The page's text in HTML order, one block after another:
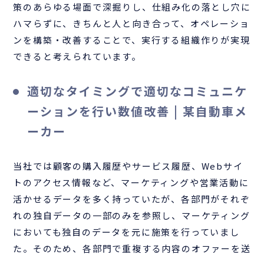
策のあらゆる場面で深掘りし、仕組み化の落とし穴に
ハマらずに、きちんと人と向き合って、オペレーショ
ンを構築・改善することで、実行する組織作りが実現
できると考えられています。
適切なタイミングで適切なコミュニケ
ーションを行い数値改善 | 某自動車メ
ーカー
当社では顧客の購入履歴やサービス履歴、Webサイ
トのアクセス情報など、マーケティングや営業活動に
活かせるデータを多く持っていたが、各部門がそれぞ
れの独自データの一部のみを参照し、マーケティング
においても独自のデータを元に施策を行っていまし
た。そのため、各部門で重複する内容のオファーを送